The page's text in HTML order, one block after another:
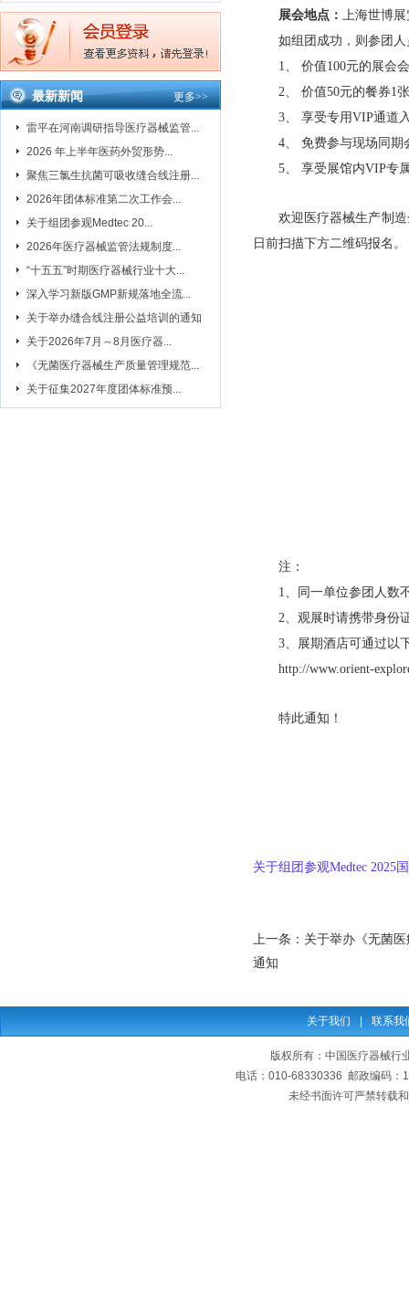
最新新闻 更多>>
雷平在河南调研指导医疗器械监管...
2026 年上半年医药外贸形势...
聚焦三氯生抗菌可吸收缝合线注册...
2026年团体标准第二次工作会...
关于组团参观Medtec 20...
2026年医疗器械监管法规制度...
“十五五”时期医疗器械行业十大...
深入学习新版GMP新规落地全流...
关于举办缝合线注册公益培训的通知
关于2026年7月～8月医疗器...
《无菌医疗器械生产质量管理规范...
关于征集2027年度团体标准预...
展会地点： 上海世博
如组团成功，则参团
1、 价值100元的展会
2、 价值50元的餐券1
3、 享受专用VIP通道
4、 免费参与现场同期
5、 享受展馆内VIP专
欢迎医疗器械生产制
日前扫描下方二维码报名。
注：
1、同一单位参团人数
2、观展时请携带身份
3、展期酒店可通过以
http://www.orient-
特此通知！
关于组团参观Medtec 2025
上一条： 关于举办《无菌
通知
关于我们 联系我
版权所有：中国医疗器械行
电话：010-68330336 邮政编码：
未经书面许可严禁转载